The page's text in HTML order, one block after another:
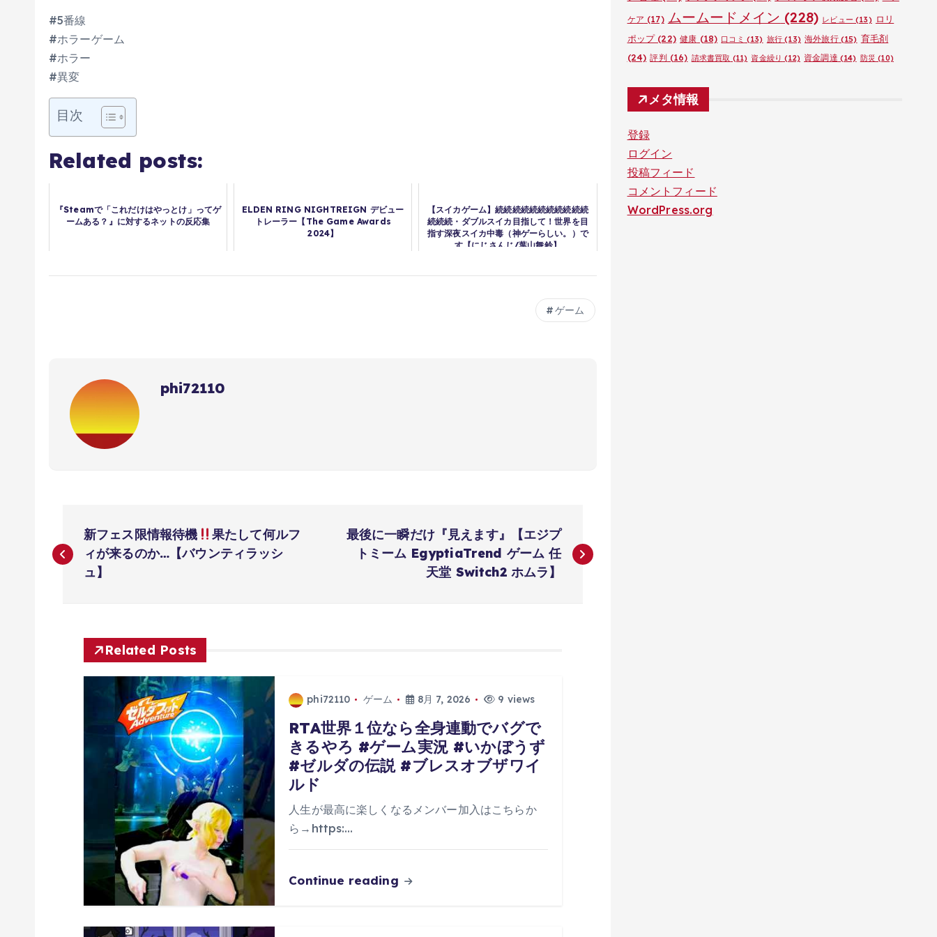
#5番線
#ホラーゲーム
#ホラー
#異変
目次
Related posts:
『Steamで「これだけはやっとけ」ってゲ
ームある？』に対するネットの反応集
ELDEN RING NIGHTREIGN デビュー
トレーラー【The Game Awards
2024】
【スイカゲーム】続続続続続続続続続続続
続続続・ダブルスイカ目指して！世界を目
指す深夜スイカ中毒（神ゲーらしい。）で
す【にじさんじ/葉山舞鈴】
ゲーム
phi72110
稿
新フェス限情報待機
果たして何ルフ
ィが来るのか…【バウンティラッシ
ュ】
最後に一瞬だけ『見えます』【エジプ
トミーム EgyptiaTrend ゲーム 任
天堂 Switch2 ホムラ】
Related Posts
phi72110 ゲーム 8月 7, 2026 9 views
RTA世界１位なら全身連動でバグで
きるやろ #ゲーム実況 #いかぼうず
#ゼルダの伝説 #ブレスオブザワイ
ルド
人生が最高に楽しくなるメンバー加入はこちらか
ら→https:…
Continue reading
ケア (17) ムームードメイン (228) レビュー (13) ロリ
ポップ(22) 健康 (18) 口コミ (13) 旅行 (13) 海外旅行(15) 育毛剤
(24) 評判 (16) 請求書買取 (11) 資金繰り (12) 資金調達 (14) 防災 (10)
メタ情報
登録
ログイン
投稿フィード
コメントフィード
WordPress.org